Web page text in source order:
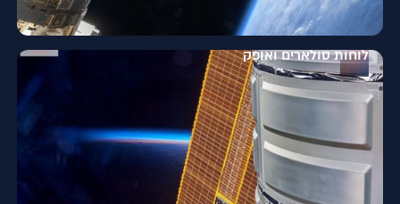
לוחות סולארים ואופק